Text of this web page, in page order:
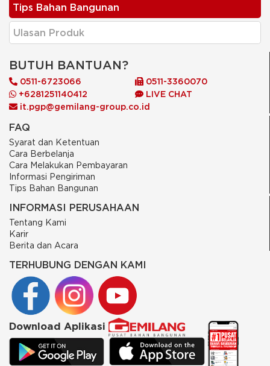
Tips Bahan Bangunan
Ulasan Produk
BUTUH BANTUAN?
0511-6723066
0511-3360070
+6281251140412
LIVE CHAT
it.pgp@gemilang-group.co.id
FAQ
Syarat dan Ketentuan
Cara Berbelanja
Cara Melakukan Pembayaran
Informasi Pengiriman
Tips Bahan Bangunan
INFORMASI PERUSAHAAN
Tentang Kami
Karir
Berita dan Acara
TERHUBUNG DENGAN KAMI
Download Aplikasi